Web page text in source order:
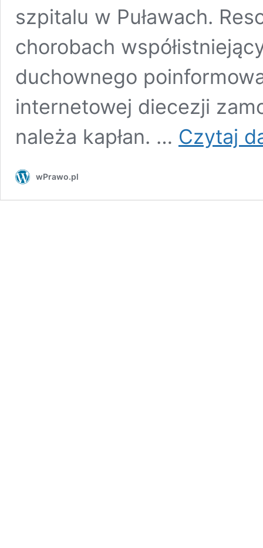
szpitalu w Puławach.
chorobach
duchownego
internetowej diecezji
należa kapłan. … Czytaj
wPrawo.pl